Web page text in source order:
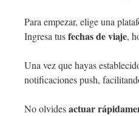
Para empezar, elige una
Ingresa tusfechas de viaje,
Una vez que hayas
notificaciones push,
No olvidesactuar